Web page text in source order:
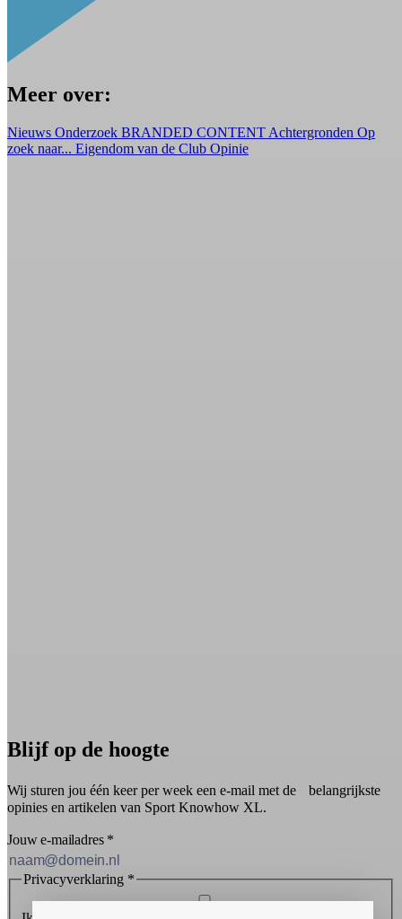
Meer over:
Nieuws Onderzoek BRANDED CONTENT Achtergronden Op
zoek naar... Eigendom van de Club Opinie
Blijf op de hoogte
Wij sturen jou één keer per week een e-mail met de belangrijkste
opinies en artikelen van Sport Knowhow XL.
Jouw e-mailadres *
Privacyverklaring *